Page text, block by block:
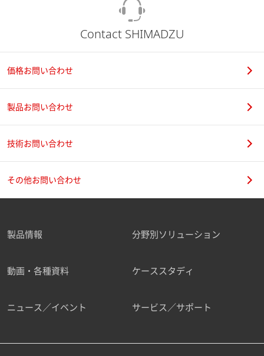
Contact SHIMADZU
価格お問い合わせ
製品お問い合わせ
技術お問い合わせ
その他お問い合わせ
製品情報 分野別ソリューション
動画・各種資料 ケーススタディ
ニュース／イベント サービス／サポート